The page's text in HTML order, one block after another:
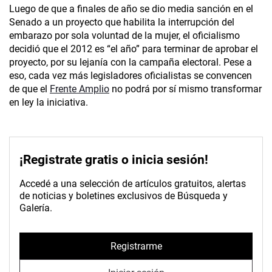
Luego de que a finales de año se dio media sanción en el
Senado a un proyecto que habilita la interrupción del
embarazo por sola voluntad de la mujer, el oficialismo
decidió que el 2012 es “el año” para terminar de aprobar el
proyecto, por su lejanía con la campaña electoral. Pese a
eso, cada vez más legisladores oficialistas se convencen
de que el Frente Amplio no podrá por sí mismo transformar
en ley la iniciativa.
¡Registrate gratis o inicia sesión!
Accedé a una selección de artículos gratuitos, alertas
de noticias y boletines exclusivos de Búsqueda y
Galería.
Registrarme